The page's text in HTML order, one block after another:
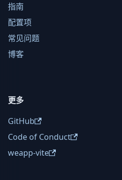
指南
配置项
常见问题
博客
更多
GitHub
Code of Conduct
weapp-vite